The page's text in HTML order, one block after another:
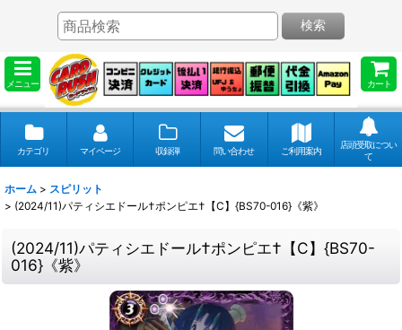
メニュー カート
検索
カテゴリ マイページ 収録弾 問い合わせ ご利用案内
店頭受取につい
て
ホーム > スピリット
> (2024/11)パティシエドール†ポンピエ†【C】{BS70-016}《紫》
(2024/11)パティシエドール†ポンピエ†【C】{BS70-
016}《紫》